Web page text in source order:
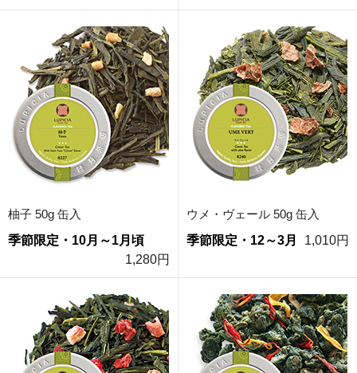
柚子 50g 缶入
季節限定・10月～1月頃
1,280円
ウメ・ヴェール 50g 缶入
季節限定・12～3月
1,010円